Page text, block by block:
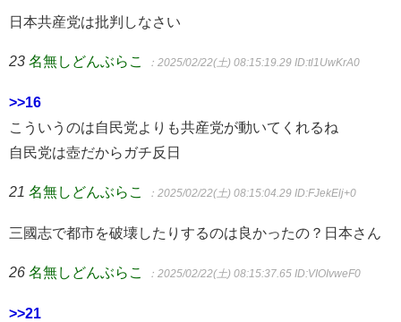
日本共産党は批判しなさい
23 名無しどんぶらこ ：2025/02/22(土) 08:15:19.29 ID:tl1UwKrA0
>>16
こういうのは自民党よりも共産党が動いてくれるね
自民党は壺だからガチ反日
21 名無しどんぶらこ ：2025/02/22(土) 08:15:04.29 ID:FJekElj+0
三國志で都市を破壊したりするのは良かったの？日本さん
26 名無しどんぶらこ ：2025/02/22(土) 08:15:37.65 ID:VIOIvweF0
>>21